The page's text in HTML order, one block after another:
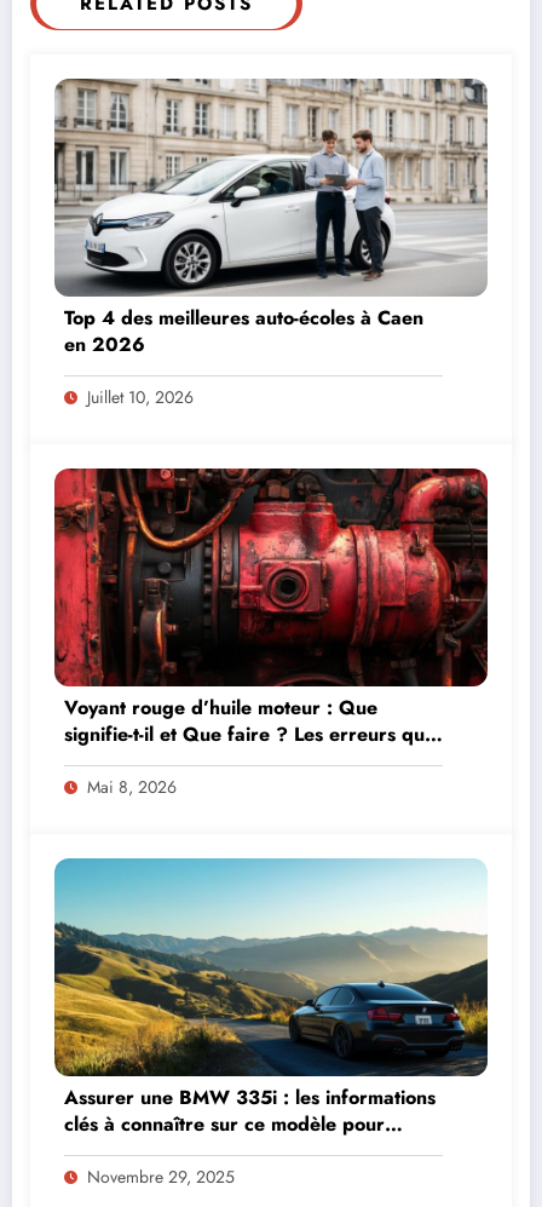
Top 4 des meilleures auto-écoles à Caen
en 2026
Juillet 10, 2026
Voyant rouge d’huile moteur : Que
signifie-t-il et Que faire ? Les erreurs qui
peuvent détruire votre moteur
Mai 8, 2026
Assurer une BMW 335i : les informations
clés à connaître sur ce modèle pour
maîtriser vos coûts
Novembre 29, 2025